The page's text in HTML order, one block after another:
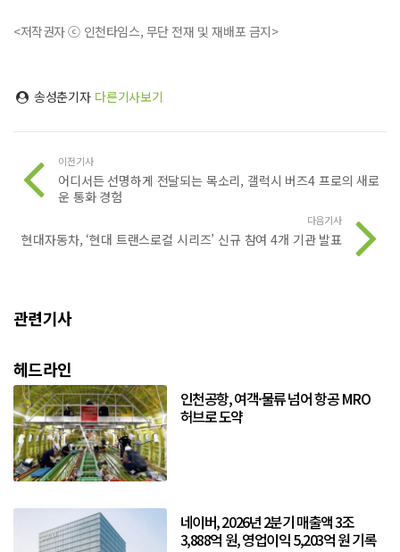
<저작권자 ⓒ 인천타임스, 무단 전재 및 재배포 금지>
송성춘기자 다른기사보기
이전기사
어디서든 선명하게 전달되는 목소리, 갤럭시 버즈4 프로의 새로
운 통화 경험
다음기사
현대자동차, ‘현대 트랜스로컬 시리즈’ 신규 참여 4개 기관 발표
관련기사
헤드라인
인천공항, 여객·물류 넘어 항공 MRO
허브로 도약
네이버, 2026년 2분기 매출액 3조
3,888억 원, 영업이익 5,203억 원 기록